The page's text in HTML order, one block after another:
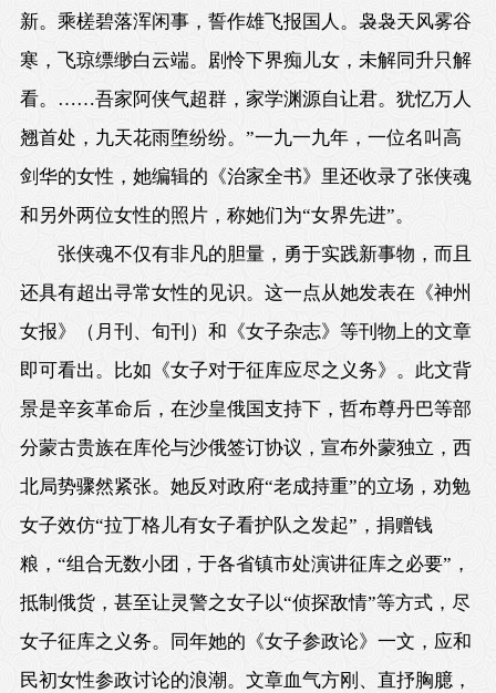
新。乘槎碧落浑闲事，誓作雄飞报国人。袅袅天风雾谷
寒，飞琼缥缈白云端。剧怜下界痴儿女，未解同升只解
看。……吾家阿侠气超群，家学渊源自让君。犹忆万人
翘首处，九天花雨堕纷纷。”一九一九年，一位名叫高
剑华的女性，她编辑的《治家全书》里还收录了张侠魂
和另外两位女性的照片，称她们为“女界先进”。
张侠魂不仅有非凡的胆量，勇于实践新事物，而且
还具有超出寻常女性的见识。这一点从她发表在《神州
女报》（月刊、旬刊）和《女子杂志》等刊物上的文章
即可看出。比如《女子对于征库应尽之义务》。此文背
景是辛亥革命后，在沙皇俄国支持下，哲布尊丹巴等部
分蒙古贵族在库伦与沙俄签订协议，宣布外蒙独立，西
北局势骤然紧张。她反对政府“老成持重”的立场，劝勉
女子效仿“拉丁格儿有女子看护队之发起”，捐赠钱
粮，“组合无数小团，于各省镇市处演讲征库之必要”，
抵制俄货，甚至让灵警之女子以“侦探敌情”等方式，尽
女子征库之义务。同年她的《女子参政论》一文，应和
民初女性参政讨论的浪潮。文章血气方刚、直抒胸臆，